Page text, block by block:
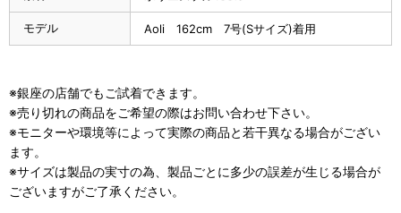
モデル Aoli 162cm 7号(Sサイズ)着用
※銀座の店舗でもご試着できます。
※売り切れの商品をご希望の際はお問い合わせ下さい。
※モニターや環境等によって実際の商品と若干異なる場合がござい
ます。
※サイズは製品の実寸の為、製品ごとに多少の誤差が生じる場合が
ございますがご了承ください。